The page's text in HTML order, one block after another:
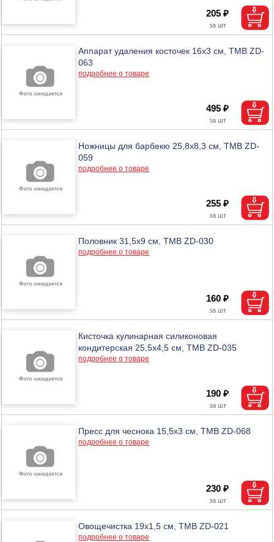
205 ₽
Аппарат удаления косточек 16х3 см, ТМВ ZD-
063
подробнее о товаре
495 ₽
Ножницы для барбекю 25,8х8,3 см, ТМВ ZD-
059
подробнее о товаре
255 ₽
Половник 31,5х9 см, ТМВ ZD-030
подробнее о товаре
160 ₽
Кисточка кулинарная силиконовая
кондитерская 25,5х4,5 см, ТМВ ZD-035
подробнее о товаре
190 ₽
Пресс для чеснока 15,5х3 см, ТМВ ZD-068
подробнее о товаре
230 ₽
Овощечистка 19х1,5 см, ТМВ ZD-021
подробнее о товаре